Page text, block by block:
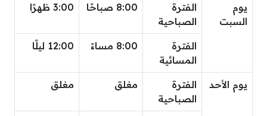
يوم
السبت
الفترة
الصباحية
8:00 صباحًا 3:00 ظهرًا
الفترة
المسائية
8:00 مساءً 12:00 ليلًا
يوم الأحد
الفترة
الصباحية
مغلق مغلق